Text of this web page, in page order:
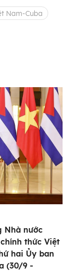
Nam-Cuba
Nhà nước
thức Việt
hai Ủy ban
(30/9 -